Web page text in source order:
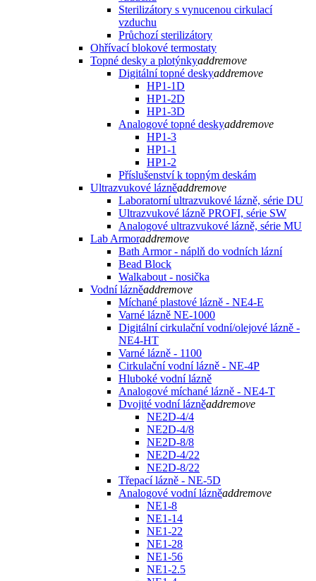
Sterilizátory s vynucenou cirkulací
vzduchu
Průchozí sterilizátory
Ohřívací blokové termostaty
Topné desky a plotýnkyaddremove
Digitální topné deskyaddremove
HP1-1D
HP1-2D
HP1-3D
Analogové topné deskyaddremove
HP1-3
HP1-1
HP1-2
Příslušenství k topným deskám
Ultrazvukové lázněaddremove
Laboratorní ultrazvukové lázně, série DU
Ultrazvukové lázně PROFI, série SW
Analogové ultrazvukové lázně, série MU
Lab Armoraddremove
Bath Armor - náplň do vodních lázní
Bead Block
Walkabout - nosička
Vodní lázněaddremove
Míchané plastové lázně - NE4-E
Varné lázně NE-1000
Digitální cirkulační vodní/olejové lázně -
NE4-HT
Varné lázně - 1100
Cirkulační vodní lázně - NE-4P
Hluboké vodní lázně
Analogové míchané lázně - NE4-T
Dvojité vodní lázněaddremove
NE2D-4/4
NE2D-4/8
NE2D-8/8
NE2D-4/22
NE2D-8/22
Třepací lázně - NE-5D
Analogové vodní lázněaddremove
NE1-8
NE1-14
NE1-22
NE1-28
NE1-56
NE1-2.5